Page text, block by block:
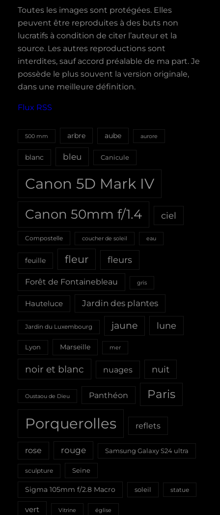
Toutes les images sont protégées. Elles
peuvent être reproduites à des buts non
lucratifs à condition de citer l’auteur et la
source. Les autres reproductions sont
interdites, sauf accord préalable de ma part. Je
possède le plus souvent la version originale,
dans une meilleure définition.
Flux RSS
500 mm arbre aube aurore
blanc bleu Canicule
Canon 5D Mark IV
Canon 50mm f/1.4 ciel
Compostelle coucher de soleil eau
feuille fleur fleurs
Forêt de Fontainebleau gris
Hauteluce Jardin des plantes
Jardin du Luxembourg jaune lune
Lyon Marseille mer
noir et blanc nuages nuit
Oustaou de Dieu Panthéon Paris
Porquerolles reflets
rose rouge Samsung Galaxy S24 ultra
sculpture Seine
Sigma 105mm f/2.8 Macro soleil statue
vert Vitrine église